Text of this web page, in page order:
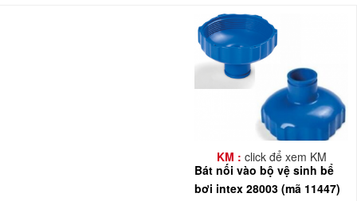
KM : click để xem KM
Bát nối vào bộ vệ sinh bể
bơi intex 28003 (mã 11447)